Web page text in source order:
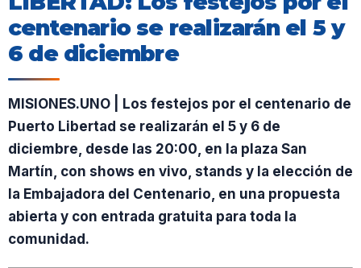
centenario se realizarán el 5 y
6 de diciembre
MISIONES.UNO | Los festejos por el centenario de
Puerto Libertad se realizarán el 5 y 6 de
diciembre, desde las 20:00, en la plaza San
Martín, con shows en vivo, stands y la elección de
la Embajadora del Centenario, en una propuesta
abierta y con entrada gratuita para toda la
comunidad.